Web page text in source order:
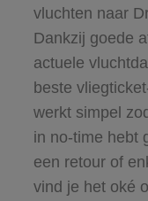
vluchten naar
Dankzij goede
actuele
beste
werkt simpel
in no-time hebt
een retour of
vind je het oké